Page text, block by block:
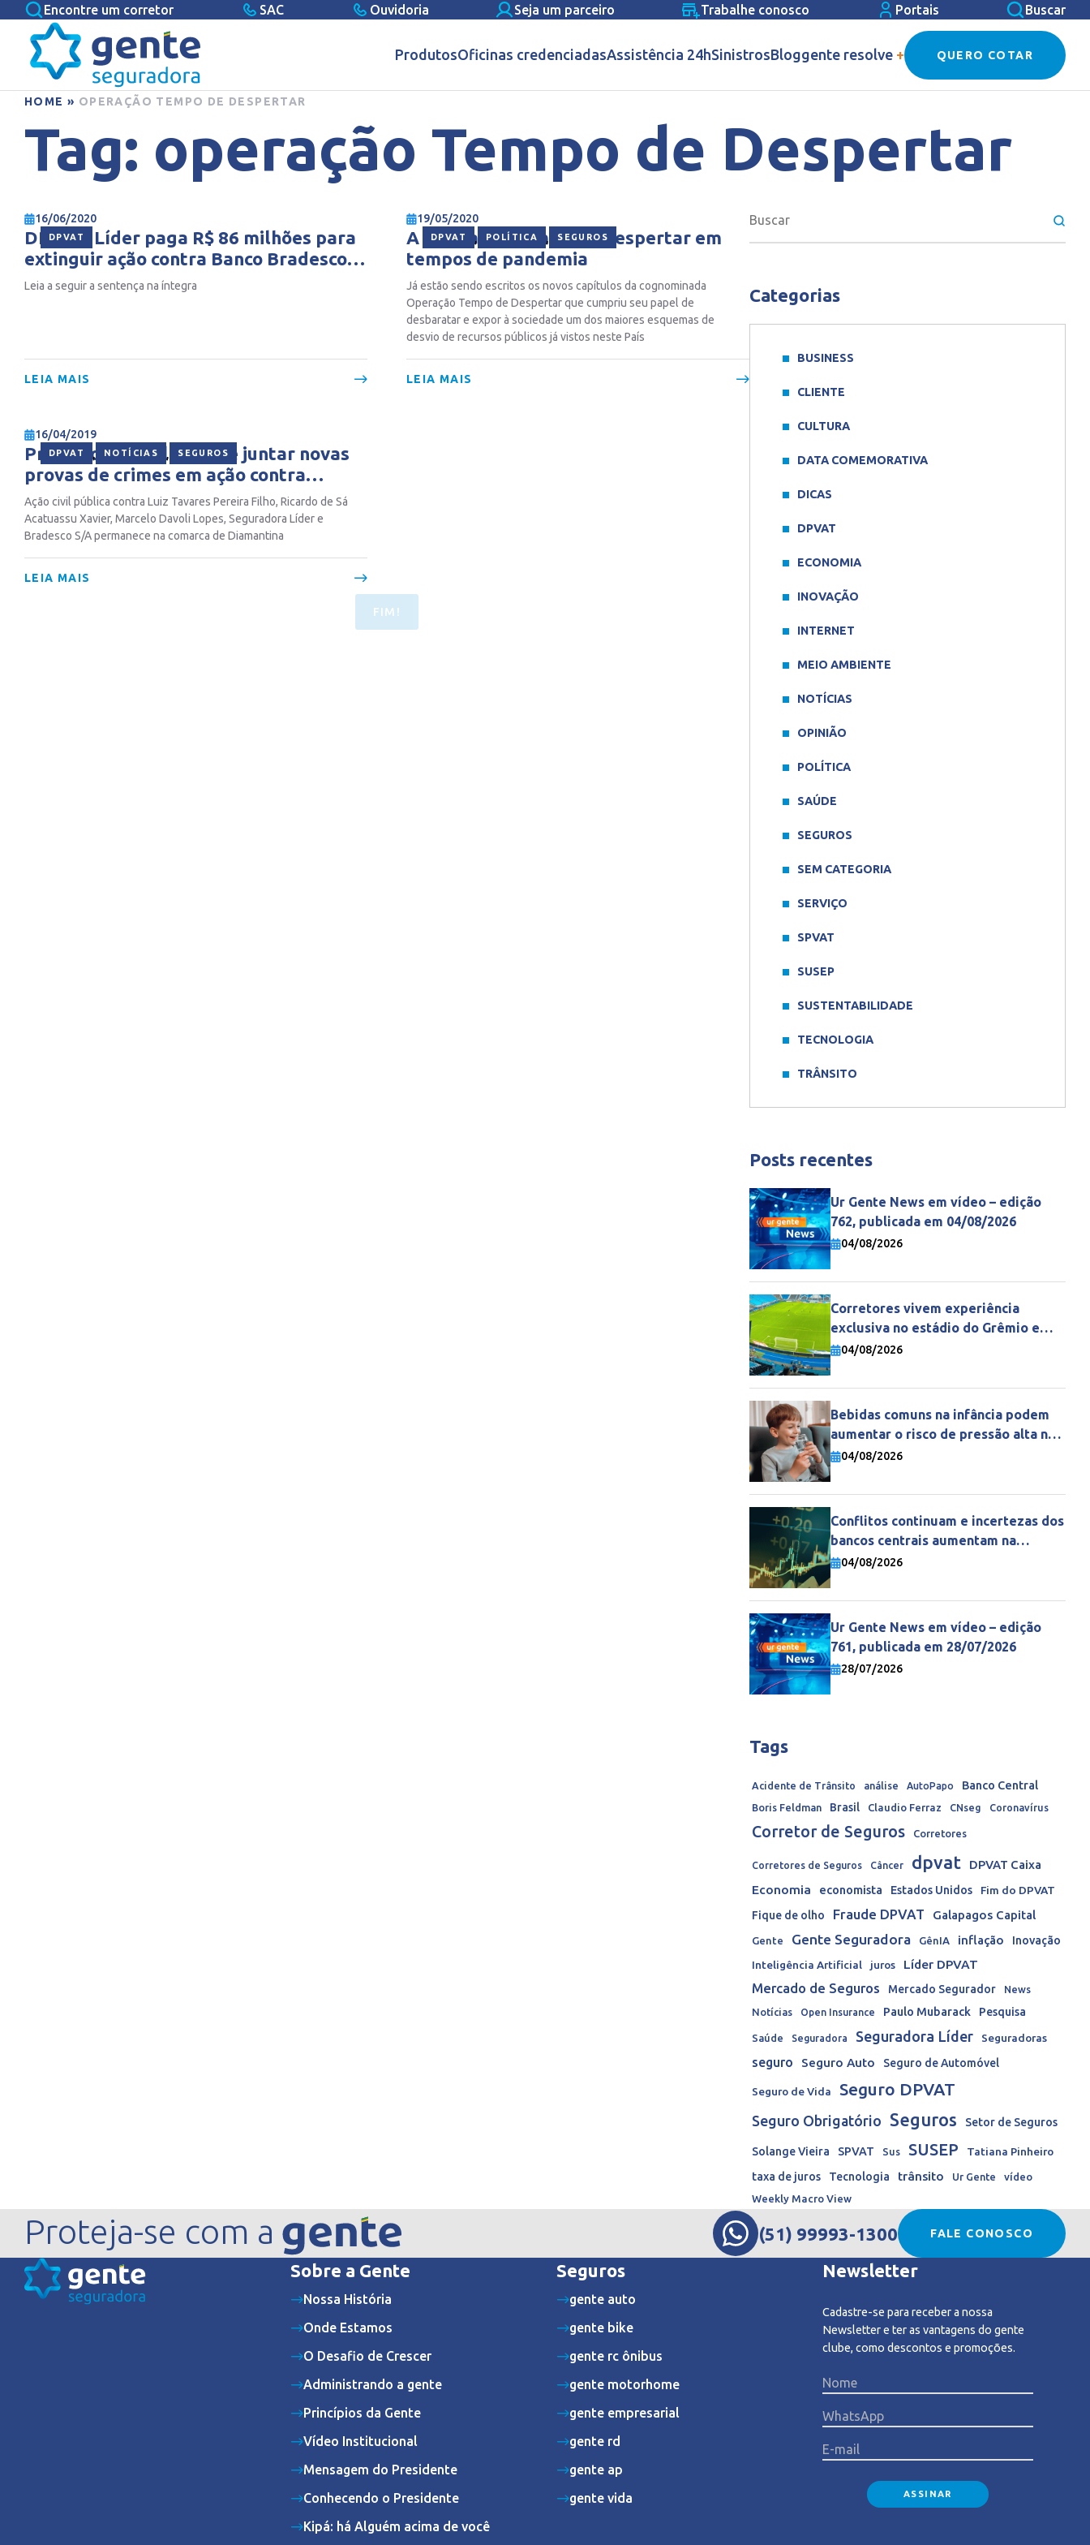
Encontre um corretor SAC Ouvidoria Seja um parceiro Trabalhe conosco Portais Buscar
ProdutosOficinas credenciadasAssistência 24hSinistrosBloggente resolve + QUERO COTAR
HOME » OPERAÇÃO TEMPO DE DESPERTAR
Tag: operação Tempo de Despertar
DPVAT
16/06/2020
DPVAT: Líder paga R$ 86 milhões para
extinguir ação contra Banco Bradesco
SA, ex-dirigentes e a própria
Leia a seguir a sentença na íntegra
LEIA MAIS
DPVAT , POLÍTICA , SEGUROS
19/05/2020
A Operação Tempo de Despertar em
tempos de pandemia
Já estão sendo escritos os novos capítulos da cognominada
Operação Tempo de Despertar que cumpriu seu papel de
desbaratar e expor à sociedade um dos maiores esquemas de
desvio de recursos públicos já vistos neste País
LEIA MAIS
DPVAT , NOTÍCIAS SEGUROS
16/04/2019
Promotoria Pública deve juntar novas
provas de crimes em ação contra
Seguradora Líder
Ação civil pública contra Luiz Tavares Pereira Filho, Ricardo de Sá
Acatuassu Xavier, Marcelo Davoli Lopes, Seguradora Líder e
Bradesco S/A permanece na comarca de Diamantina
LEIA MAIS
FIM!
Categorias
BUSINESS
CLIENTE
CULTURA
DATA COMEMORATIVA
DICAS
DPVAT
ECONOMIA
INOVAÇÃO
INTERNET
MEIO AMBIENTE
NOTÍCIAS
OPINIÃO
POLÍTICA
SAÚDE
SEGUROS
SEM CATEGORIA
SERVIÇO
SPVAT
SUSEP
SUSTENTABILIDADE
TECNOLOGIA
TRÂNSITO
Posts recentes
Ur Gente News em vídeo – edição
762, publicada em 04/08/2026
04/08/2026
Corretores vivem experiência
exclusiva no estádio do Grêmio e
fortalecem parceria com a Gente
04/08/2026
Bebidas comuns na infância podem
aumentar o risco de pressão alta na
vida adulta
04/08/2026
Conflitos continuam e incertezas dos
bancos centrais aumentam na
economia mundial
04/08/2026
Ur Gente News em vídeo – edição
761, publicada em 28/07/2026
28/07/2026
Tags
Acidente de Trânsito análise AutoPapo Banco Central
Boris Feldman Brasil Claudio Ferraz CNseg Coronavírus
Corretor de Seguros Corretores
Corretores de Seguros Câncer dpvat
DPVAT Caixa
Economia
economista Estados Unidos
Fim do DPVAT
Fique de olho
Fraude DPVAT Galapagos Capital
Gente Gente Seguradora GênIA inflação
Inovação
Inteligência Artificial
juros
Líder DPVAT
Mercado de Seguros
Mercado Segurador
News
Notícias
Open Insurance Paulo Mubarack Pesquisa
Saúde Seguradora Seguradora Líder Seguradoras
seguro Seguro Auto Seguro de Automóvel
Seguro de Vida Seguro DPVAT
Seguro Obrigatório Seguros Setor de Seguros
Solange Vieira SPVAT Sus SUSEP
Tatiana Pinheiro
taxa de juros
Tecnologia trânsito Ur Gente
vídeo
Weekly Macro View
Proteja-se com a (51) 99993-1300 FALE CONOSCO
Sobre a Gente
Nossa História
Onde Estamos
O Desafio de Crescer
Administrando a gente
Princípios da Gente
Vídeo Institucional
Mensagem do Presidente
Conhecendo o Presidente
Kipá: há Alguém acima de você
Seguros
gente auto
gente bike
gente rc ônibus
gente motorhome
gente empresarial
gente rd
gente ap
gente vida
Newsletter
Cadastre-se para receber a nossa
Newsletter e ter as vantagens do gente
clube, como descontos e promoções.